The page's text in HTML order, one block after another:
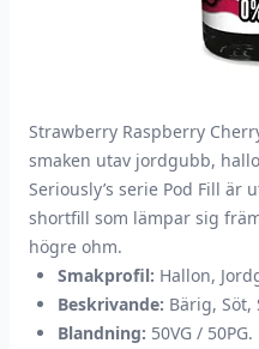
Strawberry Raspberry
smaken utav jordgubb,
Seriously’s serie Pod Fill är
shortfill som lämpar sig
högre ohm.
Smakprofil: Hallon,
Beskrivande: Bärig, Söt,
Blandning: 50VG / 50PG.